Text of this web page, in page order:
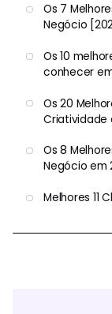
Os 7
Negócio
Os 10
conhecer
Os 20
Criatividade
Os 8
Negócio em
Melhores 11